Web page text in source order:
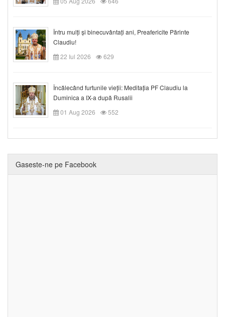
Întru mulți și binecuvântați ani, Preafericite Părinte
Claudiu!
22 Iul 2026
629
Încălecând furtunile vieții: Meditația PF Claudiu la
Duminica a IX-a după Rusalii
01 Aug 2026
552
Gaseste-ne pe Facebook